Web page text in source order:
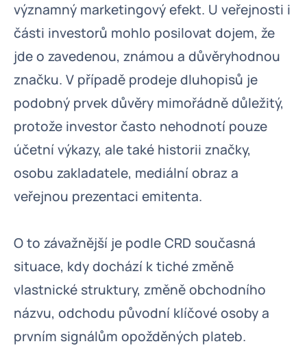
významný marketingový efekt. U veřejnosti i
části investorů mohlo posilovat dojem, že
jde o zavedenou, známou a důvěryhodnou
značku. V případě prodeje dluhopisů je
podobný prvek důvěry mimořádně důležitý,
protože investor často nehodnotí pouze
účetní výkazy, ale také historii značky,
osobu zakladatele, mediální obraz a
veřejnou prezentaci emitenta.
O to závažnější je podle CRD současná
situace, kdy dochází k tiché změně
vlastnické struktury, změně obchodního
názvu, odchodu původní klíčové osoby a
prvním signálům opožděných plateb.